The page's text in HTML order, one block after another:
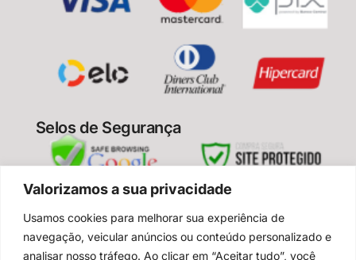
Valorizamos a sua privacidade
Usamos cookies para melhorar sua experiência de
navegação, veicular anúncios ou conteúdo personalizado e
analisar nosso tráfego. Ao clicar em “Aceitar tudo”, você
Selos de Segurança
Enjoy Your Spa – todos os direitos reservados
2024